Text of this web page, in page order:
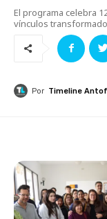
El programa celebra
vínculos
Por Timeline